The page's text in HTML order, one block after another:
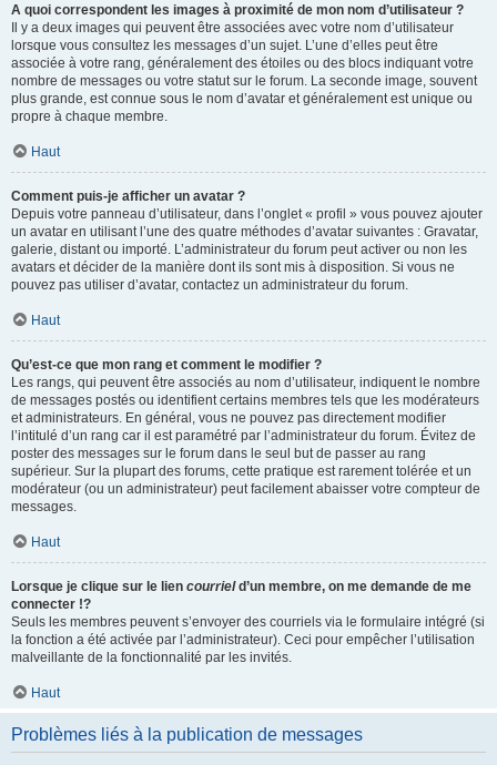
A quoi correspondent les images à proximité de mon nom d’utilisateur ?
Il y a deux images qui peuvent être associées avec votre nom d’utilisateur
lorsque vous consultez les messages d’un sujet. L’une d’elles peut être
associée à votre rang, généralement des étoiles ou des blocs indiquant votre
nombre de messages ou votre statut sur le forum. La seconde image, souvent
plus grande, est connue sous le nom d’avatar et généralement est unique ou
propre à chaque membre.
Haut
Comment puis-je afficher un avatar ?
Depuis votre panneau d’utilisateur, dans l’onglet « profil » vous pouvez ajouter
un avatar en utilisant l’une des quatre méthodes d’avatar suivantes : Gravatar,
galerie, distant ou importé. L’administrateur du forum peut activer ou non les
avatars et décider de la manière dont ils sont mis à disposition. Si vous ne
pouvez pas utiliser d’avatar, contactez un administrateur du forum.
Haut
Qu’est-ce que mon rang et comment le modifier ?
Les rangs, qui peuvent être associés au nom d’utilisateur, indiquent le nombre
de messages postés ou identifient certains membres tels que les modérateurs
et administrateurs. En général, vous ne pouvez pas directement modifier
l’intitulé d’un rang car il est paramétré par l’administrateur du forum. Évitez de
poster des messages sur le forum dans le seul but de passer au rang
supérieur. Sur la plupart des forums, cette pratique est rarement tolérée et un
modérateur (ou un administrateur) peut facilement abaisser votre compteur de
messages.
Haut
Lorsque je clique sur le lien courrield’un membre, on me demande de me
connecter !?
Seuls les membres peuvent s’envoyer des courriels via le formulaire intégré (si
la fonction a été activée par l’administrateur). Ceci pour empêcher l’utilisation
malveillante de la fonctionnalité par les invités.
Haut
Problèmes liés à la publication de messages